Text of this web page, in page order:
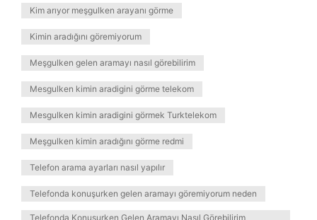
Kim arıyor meşgulken arayanı görme
Kimin aradığını göremiyorum
Meşgulken gelen aramayı nasıl görebilirim
Mesgulken kimin aradigini görme telekom
Mesgulken kimin aradigini görmek Turktelekom
Meşgulken kimin aradığını görme redmi
Telefon arama ayarları nasıl yapılır
Telefonda konuşurken gelen aramayı göremiyorum neden
Telefonda Konuşurken Gelen Aramayı Nasıl Görebilirim